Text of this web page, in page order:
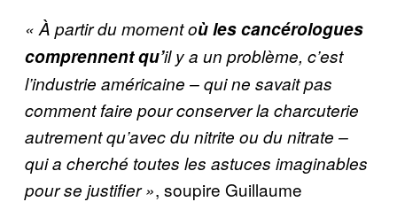
« À partir du moment oùles cancérologues
comprennent qu’il y a un problème, c’est
l’industrie américaine – qui ne savait pas
comment faire pour conserver la charcuterie
autrement qu’avec dunitrite ou du nitrate –
qui a cherché toutes les astuces imaginables
pour se justifier », soupire Guillaume